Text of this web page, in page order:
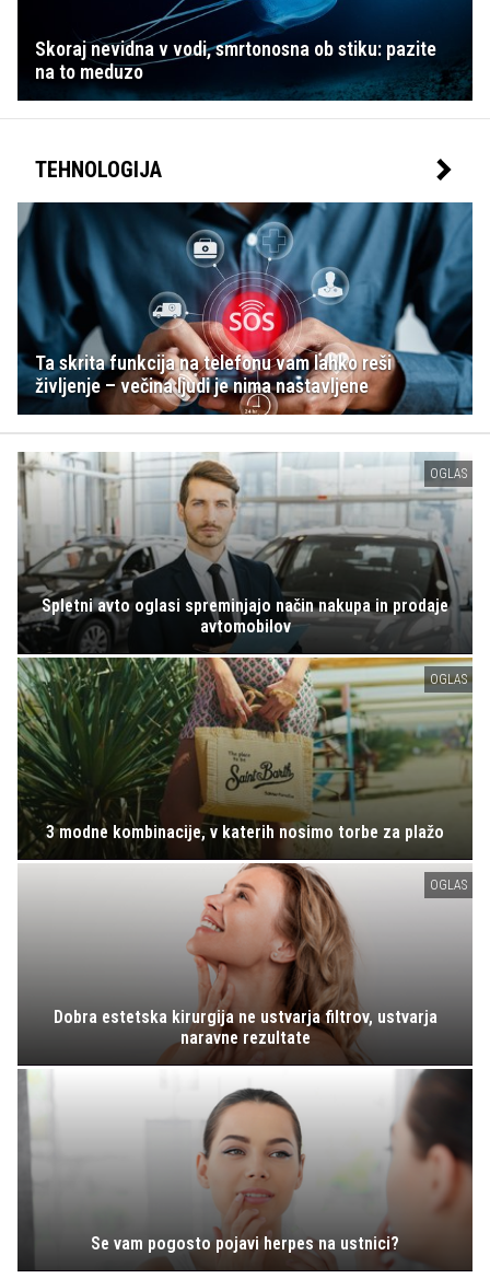
Skoraj nevidna v vodi, smrtonosna ob stiku: pazite
na to meduzo
TEHNOLOGIJA
Ta skrita funkcija na telefonu vam lahko reši
življenje – večina ljudi je nima nastavljene
OGLAS
Spletni avto oglasi spreminjajo način nakupa in prodaje
avtomobilov
OGLAS
3 modne kombinacije, v katerih nosimo torbe za plažo
OGLAS
Dobra estetska kirurgija ne ustvarja filtrov, ustvarja
naravne rezultate
Se vam pogosto pojavi herpes na ustnici?